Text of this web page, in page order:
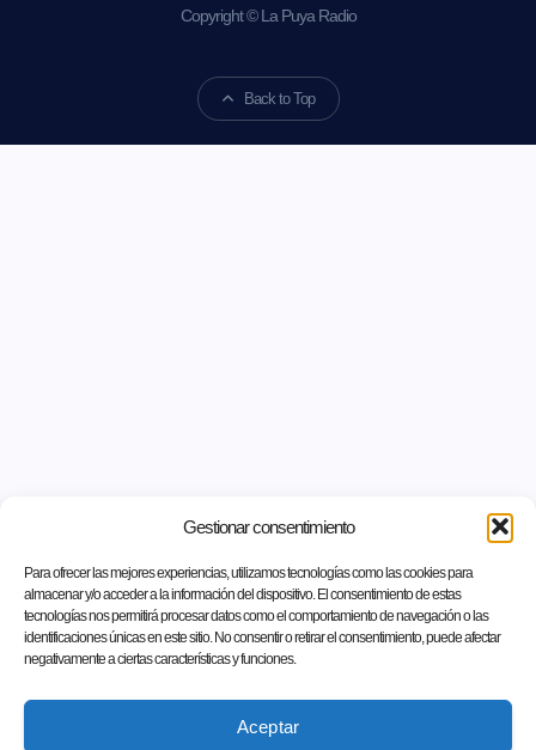
Gestionar consentimiento
Para ofrecer las mejores experiencias, utilizamos tecnologías como las cookies para
almacenar y/o acceder a la información del dispositivo. El consentimiento de estas
tecnologías nos permitirá procesar datos como el comportamiento de navegación o las
identificaciones únicas en este sitio. No consentir o retirar el consentimiento, puede afectar
negativamente a ciertas características y funciones.
Aceptar
Copyright © La Puya Radio
Back to Top